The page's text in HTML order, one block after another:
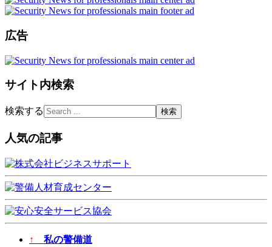
広告
サイト内検索
検索する
人気の記事
↑ 私の警備道